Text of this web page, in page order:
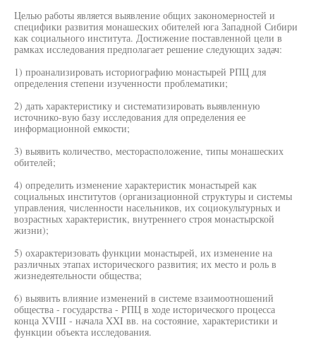
Целью работы является выявление общих закономерностей и
специфики развития монашеских обителей юга Западной Сибири
как социального института. Достижение поставленной цели в
рамках исследования предполагает решение следующих задач:
1) проанализировать историографию монастырей РПЦ для
определения степени изученности проблематики;
2) дать характеристику и систематизировать выявленную
источнико-вую базу исследования для определения ее
информационной емкости;
3) выявить количество, месторасположение, типы монашеских
обителей;
4) определить изменение характеристик монастырей как
социальных институтов (организационной структуры и системы
управления, численности насельников, их социокультурных и
возрастных характеристик, внутреннего строя монастырской
жизни);
5) охарактеризовать функции монастырей, их изменение на
различных этапах исторического развития; их место и роль в
жизнедеятельности общества;
6) выявить влияние изменений в системе взаимоотношений
общества - государства - РПЦ в ходе исторического процесса
конца XVIII - начала XXI вв. на состояние, характеристики и
функции объекта исследования.